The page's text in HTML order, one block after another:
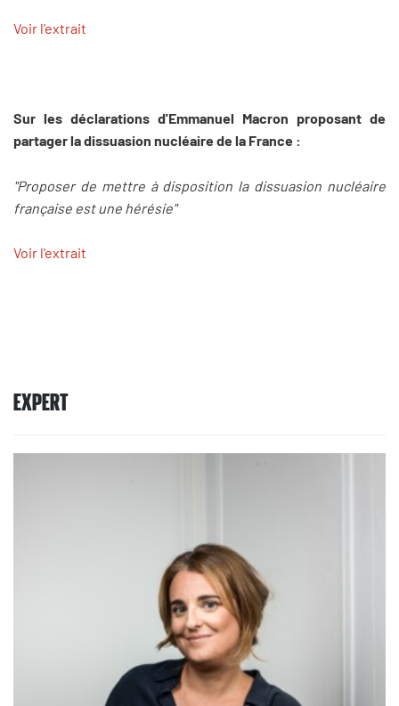
Voir l'extrait
Sur les déclarations d'Emmanuel Macron proposant de
partager la dissuasion nucléaire de la France :
"Proposer de mettre à disposition la dissuasion nucléaire
française est une hérésie"
Voir l'extrait
EXPERT